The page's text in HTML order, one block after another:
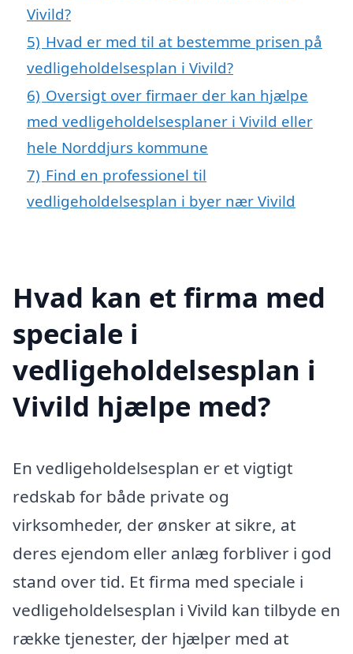
Vivild?
5) Hvad er med til at bestemme prisen på
vedligeholdelsesplan i Vivild?
6) Oversigt over firmaer der kan hjælpe
med vedligeholdelsesplaner i Vivild eller
hele Norddjurs kommune
7) Find en professionel til
vedligeholdelsesplan i byer nær Vivild
Hvad kan et firma med
speciale i
vedligeholdelsesplan i
Vivild hjælpe med?
En vedligeholdelsesplan er et vigtigt
redskab for både private og
virksomheder, der ønsker at sikre, at
deres ejendom eller anlæg forbliver i god
stand over tid. Et firma med speciale i
vedligeholdelsesplan i Vivild kan tilbyde en
række tjenester, der hjælper med at